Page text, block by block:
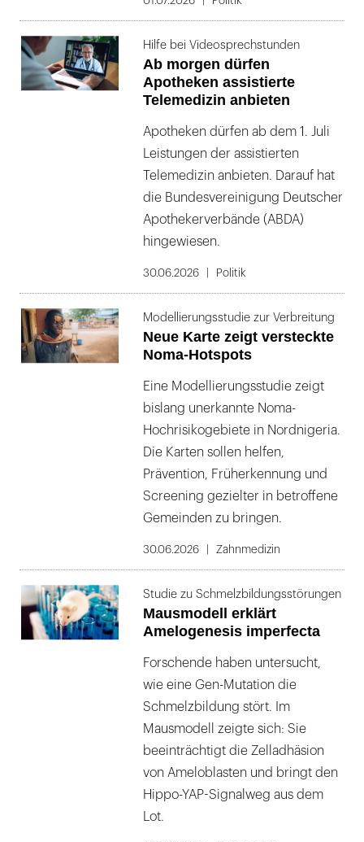
Hilfe bei Videosprechstunden
Ab morgen dürfen
Apotheken assistierte
Telemedizin anbieten
Apotheken dürfen ab dem 1. Juli
Leistungen der assistierten
Telemedizin anbieten. Darauf hat
die Bundesvereinigung Deutscher
Apothekerverbände (ABDA)
hingewiesen.
30.06.2026 Politik
Modellierungsstudie zur Verbreitung
Neue Karte zeigt versteckte
Noma-Hotspots
Eine Modellierungsstudie zeigt
bislang unerkannte Noma-
Hochrisikogebiete in Nordnigeria.
Die Karten sollen helfen,
Prävention, Früherkennung und
Screening gezielter in betroffene
Gemeinden zu bringen.
30.06.2026 Zahnmedizin
Studie zu Schmelzbildungsstörungen
Mausmodell erklärt
Amelogenesis imperfecta
Forschende haben untersucht,
wie eine Gen-Mutation die
Schmelzbildung stört. Im
Mausmodell zeigte sich: Sie
beeinträchtigt die Zelladhäsion
von Ameloblasten und bringt den
Hippo-YAP-Signalweg aus dem
Lot.